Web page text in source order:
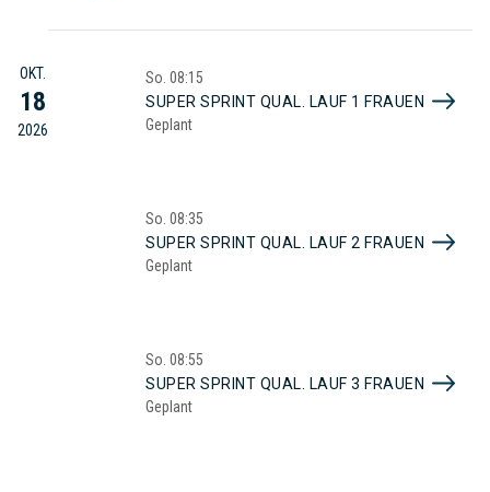
OKT.
18
2026
So. 08:15
SUPER SPRINT QUAL. LAUF 1 FRAUEN
Geplant
So. 08:35
SUPER SPRINT QUAL. LAUF 2 FRAUEN
Geplant
So. 08:55
SUPER SPRINT QUAL. LAUF 3 FRAUEN
Geplant